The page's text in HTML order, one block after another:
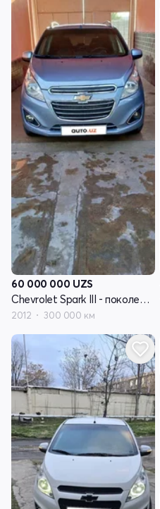
60 000 000 UZS
Chevrolet Spark III - поколение
2012 300 000 км